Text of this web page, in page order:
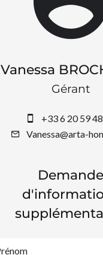
Vanessa
Gérant
+33 6 20 59
Vanessa@arta-
Demande